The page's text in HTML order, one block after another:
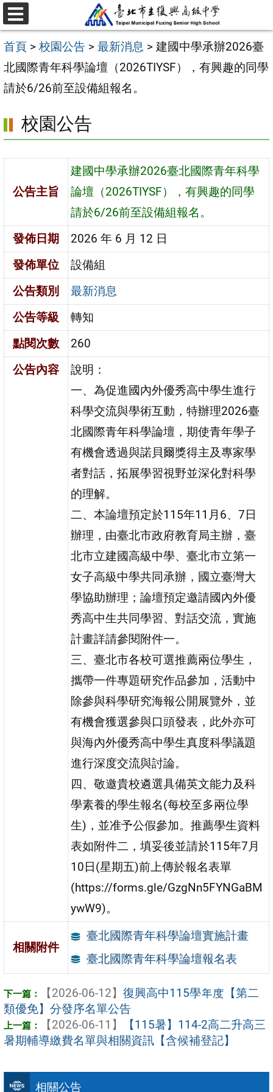
跳
至
主
要
內
區
選
單
首頁 > 校園公告 > 最新消息 > 建國中學承辦2026臺
北國際青年科學論壇（2026TIYSF），有興趣的同學
請於6/26前至設備組報名。
相關公告
校園公告
公告主旨
建國中學承辦2026臺北國際青年科學
論壇（2026TIYSF），有興趣的同學
請於6/26前至設備組報名。
發佈日期
2026 年 6 月 12 日
發佈單位
設備組
公告類別
最新消息
公告等級
轉知
點閱次數
260
公告內容
說明：
一、為促進國內外優秀高中學生進行
科學交流與學術互動，特辦理2026臺
北國際青年科學論壇，期使青年學子
有機會透過與諾貝爾獎得主及專家學
者對話，拓展學習視野並深化對科學
的理解。
二、本論壇預定於115年11月6、7日
辦理，由臺北市政府教育局主辦，臺
北市立建國高級中學、臺北市立第一
女子高級中學共同承辦，國立臺灣大
學協助辦理；論壇預定邀請國內外優
秀高中生共同學習、對話交流，實施
計畫詳請參閱附件一。
三、臺北市各校可選推薦兩位學生，
攜帶一件專題研究作品參加，活動中
除參與科學研究海報公開展覽外，並
有機會獲選參與口頭發表，此外亦可
與海內外優秀高中學生真度科學議題
進行深度交流與討論。
四、敬邀貴校遴選具備英文能力及科
學素養的學生報名(每校至多兩位學
生)，並准予公假參加。推薦學生資料
表如附件二，填妥後並請於115年7月
10日(星期五)前上傳於報名表單
(https://forms.gle/GzgNn5FYNGaBM
ywW9)。
相關附件
臺北國際青年科學論壇實施計畫
臺北國際青年科學論壇報名表
【2026-06-12】 復興高中115學年度【第二
類優免】分發序名單公告
【2026-06-11】
【115暑】114-2高二升高三
暑期輔導繳費名單與相關資訊【含候補登記】